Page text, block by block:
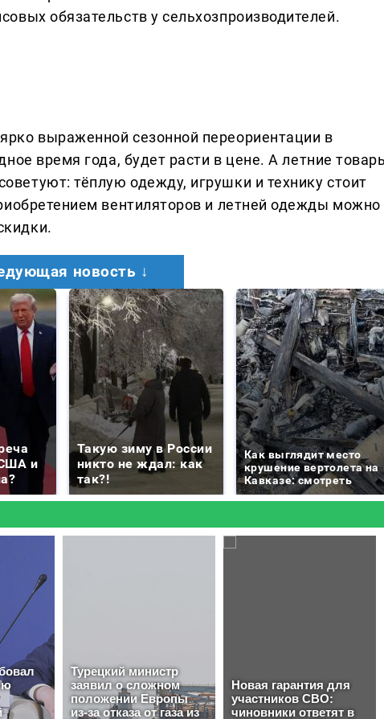
обязательств у сельхозпроизводителей.
выраженной сезонной переориентации в
время года, будет расти в цене. А летние
тёплую одежду, игрушки и технику стоит
вентиляторов и летней одежды можно
новость ↓
и
Такую зиму в России
никто не ждал: как
так?!
Как выглядит место
крушение вертолета на
Кавказе: смотреть